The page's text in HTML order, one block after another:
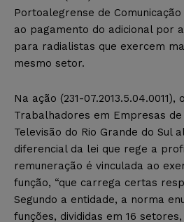
Portoalegrense de
ao pagamento do adicional por
para radialistas que exercem
mesmo setor.
Na ação (231-07.2013.5.04.0011),
Trabalhadores em Empresas de
Televisão do Rio Grande do Sul
diferencial da lei que rege a
remuneração é vinculada ao
função, “que carrega certas
Segundo a entidade, a norma
funções, divididas em 16